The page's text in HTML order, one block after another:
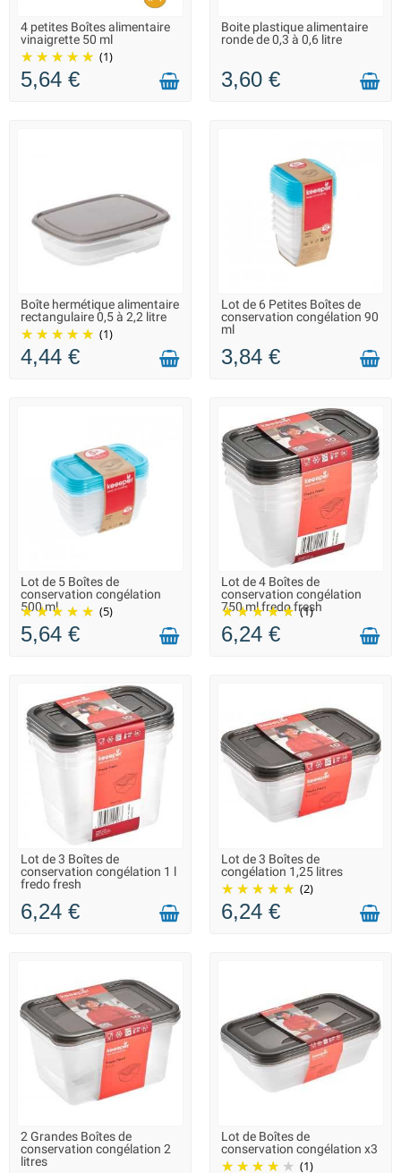
LIVRAISON 2 À 3 JOURS
4 petites Boîtes alimentaire
vinaigrette 50 ml
(1)
5,64 €
LIVRAISON 2 À 3 JOURS
Boite plastique alimentaire
ronde de 0,3 à 0,6 litre
3,60 €
EN STOCK DANS 20 JOURS -
VOUS POUVEZ COMMANDER
Boîte hermétique alimentaire
rectangulaire 0,5 à 2,2 litre
(1)
4,44 €
LIVRAISON 2 À 3 JOURS
Lot de 6 Petites Boîtes de
conservation congélation 90
ml
3,84 €
LIVRAISON 2 À 3 JOURS
Lot de 5 Boîtes de
conservation congélation
500 ml
(5)
5,64 €
LIVRAISON 2 À 3 JOURS
Lot de 4 Boîtes de
conservation congélation
750 ml fredo fresh
(1)
6,24 €
LIVRAISON 2 À 3 JOURS
Lot de 3 Boîtes de
conservation congélation 1 l
fredo fresh
6,24 €
EN STOCK DANS 7 JOURS -
VOUS POUVEZ COMMANDER
Lot de 3 Boîtes de
congélation 1,25 litres
(2)
6,24 €
LIVRAISON 2 À 3 JOURS
2 Grandes Boîtes de
conservation congélation 2
litres
LIVRAISON 2 À 3 JOURS
Lot de Boîtes de
conservation congélation x3
(1)